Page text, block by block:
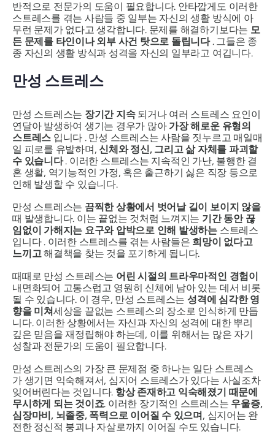
반적으로 전문가의 도움이 필요합니다. 안타깝게도 이러한
스트레스를 겪는 사람들 중 일부는 자신의 생활 방식에 아
무런 문제가 없다고 생각합니다. 문제를 해결하기보다는 모
든 문제를 타인이나 외부 사건 탓으로 돌립니다. 그들은 종
종 자신의 생활 방식과 성격을 자신의 일부라고 여깁니다.
만성 스트레스
만성 스트레스는 장기간 지속되거나 여러 스트레스 요인이
연달아 발생하여 생기는 경우가 많아 가장 해로운 유형의
스트레스 입니다 . 만성 스트레스는 사람을 짓누르고 매일매
일 피로를 유발하며,신체와 정신, 그리고 삶 자체를 파괴할
수 있습니다. 이러한 스트레스는 지속적인 가난, 불행한 결
혼 생활, 역기능적인 가정, 혹은 출근하기 싫은 직장 등으로
인해 발생할 수 있습니다.
만성 스트레스는 끔찍한 상황에서 벗어날 길이 보이지 않을
때 발생합니다. 이는 끝없는 것처럼 느껴지는 기간 동안 끊
임없이 가해지는 요구와 압박으로 인해 발생하는 스트레스
입니다 . 이러한 스트레스를 겪는 사람들은 희망이 없다고
느끼고해결책을 찾는 것을 포기하게 됩니다.
때때로 만성 스트레스는 어린 시절의 트라우마적인 경험이
내면화되어 고통스럽고 영원히 신체에 남아 있는 데서 비롯
될 수 있습니다. 이 경우, 만성 스트레스는 성격에 심각한 영
향을 미쳐세상을 끝없는 스트레스의 장소로 인식하게 만듭
니다. 이러한 상황에서는 자신과 자신의 성격에 대한 뿌리
깊은 믿음을 재정립해야 하는데, 이를 위해서는 많은 자기
성찰과 전문가의 도움이 필요합니다.
만성 스트레스의 가장 큰 문제점 중 하나는 일단 스트레스
가 생기면 익숙해져서, 심지어 스트레스가 있다는 사실조차
잊어버린다는 것입니다. 항상 존재하고 익숙해졌기 때문에
무시하게 되는 것이죠. 이러한 장기적인 스트레스는 우울증,
심장마비, 뇌졸중, 폭력으로 이어질 수 있으며, 심지어는 완
전한 정신적 붕괴나 자살로까지 이어질 수도 있습니다.